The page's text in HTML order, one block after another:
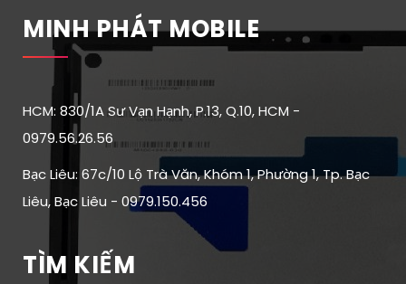
MINH PHÁT MOBILE
HCM: 830/1A Sư Vạn Hạnh, P.13, Q.10, HCM -
0979.56.26.56
Bạc Liêu: 67c/10 Lộ Trà Văn, Khóm 1, Phường 1, Tp. Bạc
Liêu, Bạc Liêu - 0979.150.456
TÌM KIẾM